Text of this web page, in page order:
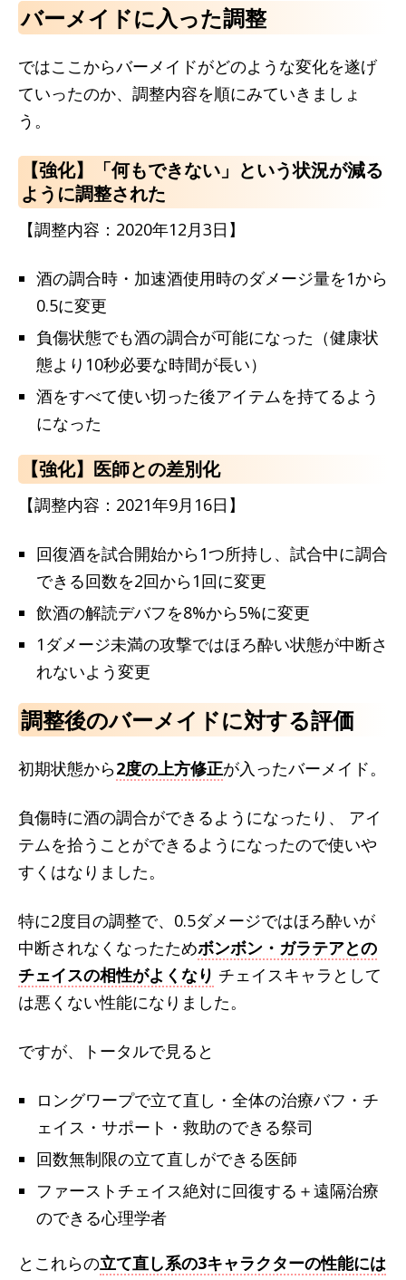
バーメイドに入った調整
ではここからバーメイドがどのような変化を遂げ
ていったのか、調整内容を順にみていきましょ
う。
【強化】「何もできない」という状況が減る
ように調整された
【調整内容：2020年12月3日】
酒の調合時・加速酒使用時のダメージ量を1から
0.5に変更
負傷状態でも酒の調合が可能になった（健康状
態より10秒必要な時間が長い）
酒をすべて使い切った後アイテムを持てるよう
になった
【強化】医師との差別化
【調整内容：2021年9月16日】
回復酒を試合開始から1つ所持し、試合中に調合
できる回数を2回から1回に変更
飲酒の解読デバフを8%から5%に変更
1ダメージ未満の攻撃ではほろ酔い状態が中断さ
れないよう変更
調整後のバーメイドに対する評価
初期状態から2度の上方修正が入ったバーメイド。
負傷時に酒の調合ができるようになったり、 アイ
テムを拾うことができるようになったので使いや
すくはなりました。
特に2度目の調整で、0.5ダメージではほろ酔いが
中断されなくなったためボンボン・ガラテアとの
チェイスの相性がよくなり チェイスキャラとして
は悪くない性能になりました。
ですが、トータルで見ると
ロングワープで立て直し・全体の治療バフ・チ
ェイス・サポート・救助のできる祭司
回数無制限の立て直しができる医師
ファーストチェイス絶対に回復する＋遠隔治療
のできる心理学者
とこれらの立て直し系の3キャラクターの性能には